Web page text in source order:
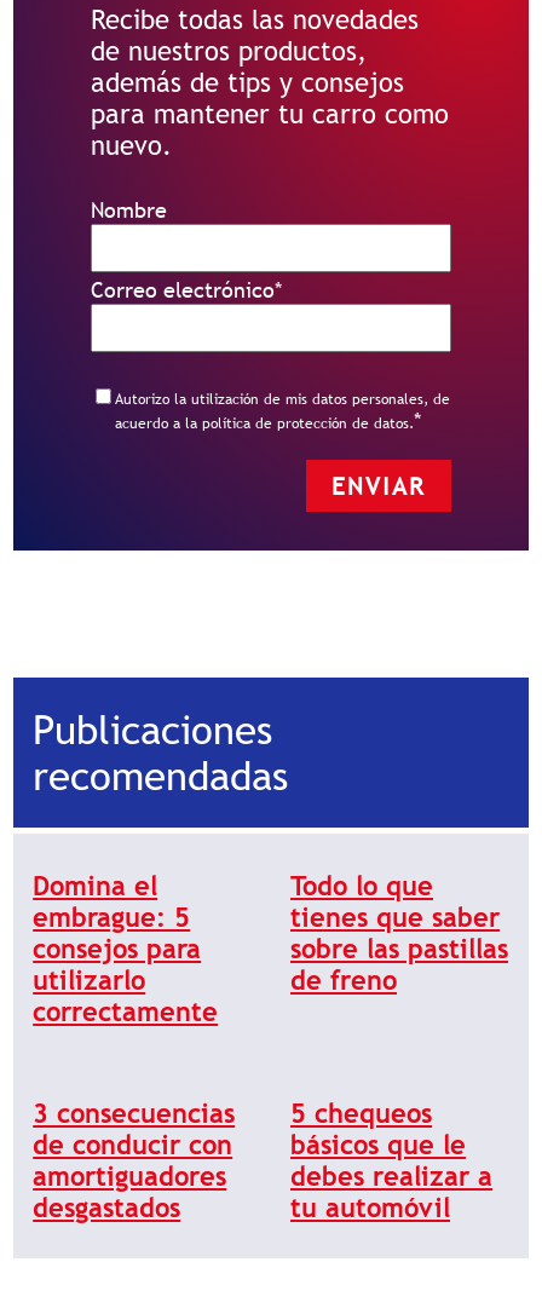
Recibe todas las novedades
de nuestros productos,
además de tips y consejos
para mantener tu carro como
nuevo.
Nombre
Correo electrónico*
Autorizo la utilización de mis datos personales, de
acuerdo a la política de protección de datos.*
Publicaciones
recomendadas
Domina el
embrague: 5
consejos para
utilizarlo
correctamente
Todo lo que
tienes que saber
sobre las pastillas
de freno
3 consecuencias
de conducir con
amortiguadores
desgastados
5 chequeos
básicos que le
debes realizar a
tu automóvil